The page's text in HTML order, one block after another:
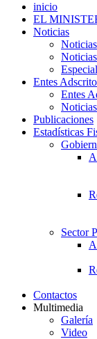
inicio
EL
Noticias
Entes
Entes
Publicaciones
Estadísticas
Sector
Contactos
Multimedia
Galería
Video